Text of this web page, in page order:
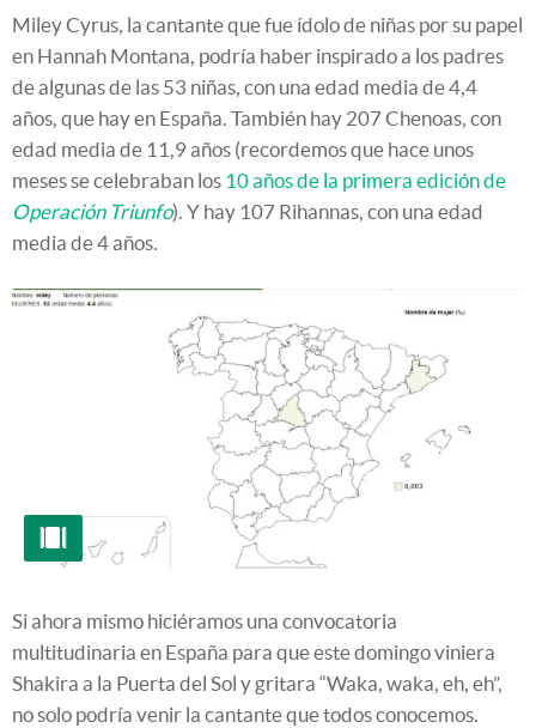
Miley Cyrus, la cantante que fue ídolo de niñas por su papel
en Hannah Montana, podría haber inspirado a los padres
de algunas de las 53 niñas, con una edad media de 4,4
años, que hay en España. También hay 207 Chenoas, con
edad media de 11,9 años (recordemos que hace unos
meses se celebraban los 10 años de la primera edición de
Operación Triunfo). Y hay 107 Rihannas, con una edad
media de 4 años.
Si ahora mismo hiciéramos una convocatoria
multitudinaria en España para que este domingo viniera
Shakira a la Puerta del Sol y gritara “Waka, waka, eh, eh”,
no solo podría venir la cantante que todos conocemos.